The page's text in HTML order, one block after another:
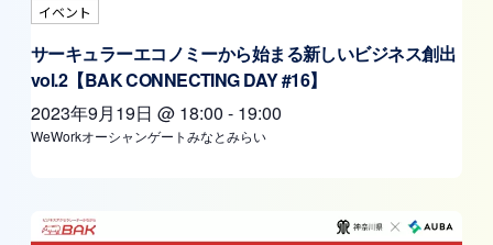
イベント
サーキュラーエコノミーから始まる新しいビジネス創出
vol.2【BAK CONNECTING DAY #16】
2023年9月19日 @ 18:00 - 19:00
WeWorkオーシャンゲートみなとみらい